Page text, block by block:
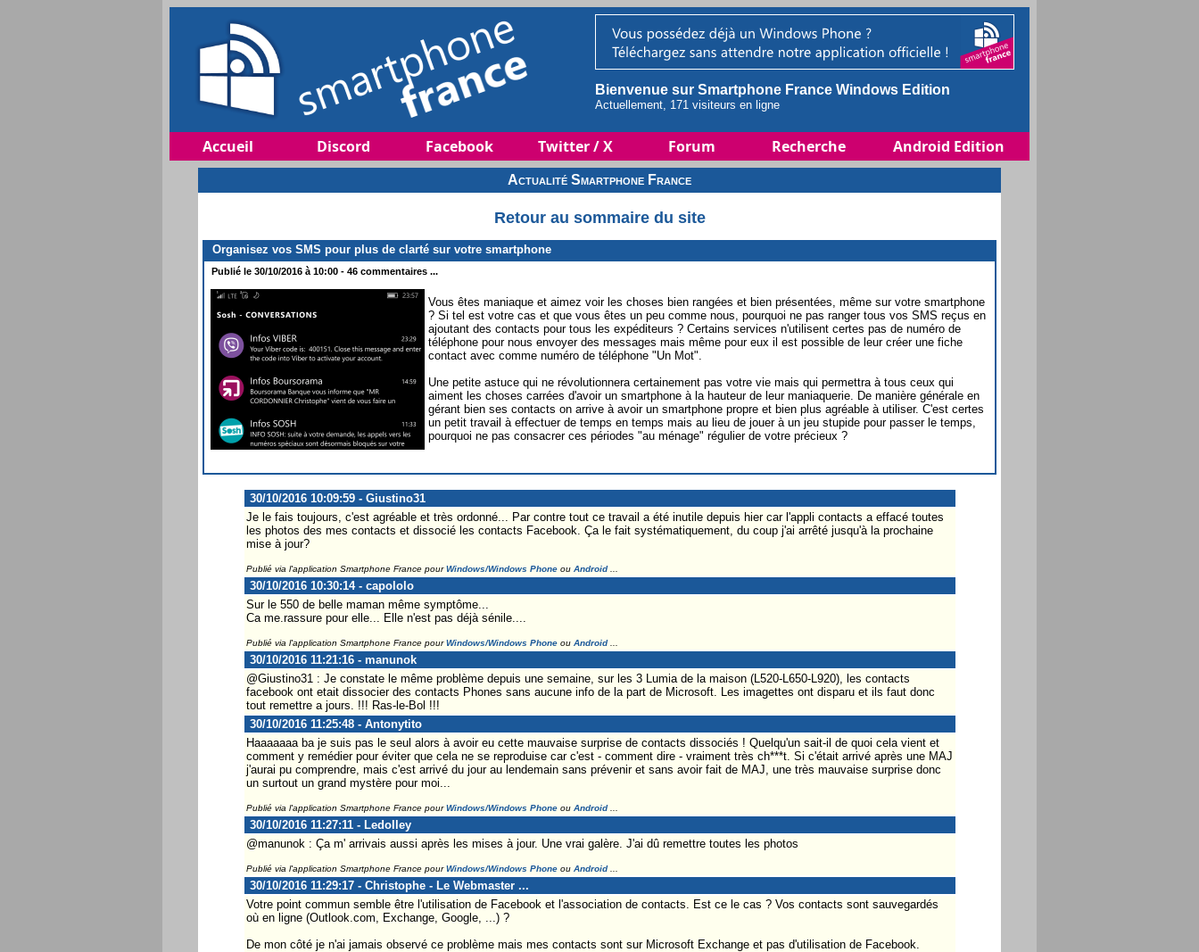
Bienvenue sur Smartphone France Windows Edition
Actuellement, 171 visiteurs en ligne
Accueil Discord Facebook Twitter / X Forum Recherche Android Edition
Actualité Smartphone France
Retour au sommaire du site
Organisez vos SMS pour plus de clarté sur votre smartphone
Publié le 30/10/2016 à 10:00 - 46 commentaires ...
Vous êtes maniaque et aimez voir les choses bien rangées et bien présentées, même sur votre smartphone
? Si tel est votre cas et que vous êtes un peu comme nous, pourquoi ne pas ranger tous vos SMS reçus en
ajoutant des contacts pour tous les expéditeurs ? Certains services n'utilisent certes pas de numéro de
téléphone pour nous envoyer des messages mais même pour eux il est possible de leur créer une fiche
contact avec comme numéro de téléphone "Un Mot".
Une petite astuce qui ne révolutionnera certainement pas votre vie mais qui permettra à tous ceux qui
aiment les choses carrées d'avoir un smartphone à la hauteur de leur maniaquerie. De manière générale en
gérant bien ses contacts on arrive à avoir un smartphone propre et bien plus agréable à utiliser. C'est certes
un petit travail à effectuer de temps en temps mais au lieu de jouer à un jeu stupide pour passer le temps,
pourquoi ne pas consacrer ces périodes "au ménage" régulier de votre précieux ?
30/10/2016 10:09:59 - Giustino31
Je le fais toujours, c'est agréable et très ordonné... Par contre tout ce travail a été inutile depuis hier car l'appli contacts a effacé toutes
les photos des mes contacts et dissocié les contacts Facebook. Ça le fait systématiquement, du coup j'ai arrêté jusqu'à la prochaine
mise à jour?
Publié via l'application Smartphone France pourWindows/Windows Phoneou Android...
30/10/2016 10:30:14 - capololo
Sur le 550 de belle maman même symptôme...
Ca me.rassure pour elle... Elle n'est pas déjà sénile....
Publié via l'application Smartphone France pourWindows/Windows Phoneou Android...
30/10/2016 11:21:16 - manunok
@Giustino31 : Je constate le même problème depuis une semaine, sur les 3 Lumia de la maison (L520-L650-L920), les contacts
facebook ont etait dissocier des contacts Phones sans aucune info de la part de Microsoft. Les imagettes ont disparu et ils faut donc
tout remettre a jours. !!! Ras-le-Bol !!!
30/10/2016 11:25:48 - Antonytito
Haaaaaaa ba je suis pas le seul alors à avoir eu cette mauvaise surprise de contacts dissociés ! Quelqu'un sait-il de quoi cela vient et
comment y remédier pour éviter que cela ne se reproduise car c'est - comment dire - vraiment très ch***t. Si c'était arrivé après une MAJ
j'aurai pu comprendre, mais c'est arrivé du jour au lendemain sans prévenir et sans avoir fait de MAJ, une très mauvaise surprise donc
un surtout un grand mystère pour moi...
Publié via l'application Smartphone France pourWindows/Windows Phoneou Android...
30/10/2016 11:27:11 - Ledolley
@manunok : Ça m' arrivais aussi après les mises à jour. Une vrai galère. J'ai dû remettre toutes les photos
Publié via l'application Smartphone France pourWindows/Windows Phoneou Android...
30/10/2016 11:29:17 - Christophe - Le Webmaster ...
Votre point commun semble être l'utilisation de Facebook et l'association de contacts. Est ce le cas ? Vos contacts sont sauvegardés
où en ligne (Outlook.com, Exchange, Google, ...) ?
De mon côté je n'ai jamais observé ce problème mais mes contacts sont sur Microsoft Exchange et pas d'utilisation de Facebook.